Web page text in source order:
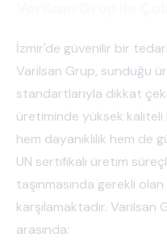
İzmir'de güvenilir bir
Varilsan Grup, sunduğu
standartlarıyla dikkat
üretiminde yüksek kaliteli
hem dayanıklılık hem de
UN sertifikalı üretim
taşınmasında gerekli
karşılamaktadır. Varilsan
arasında: